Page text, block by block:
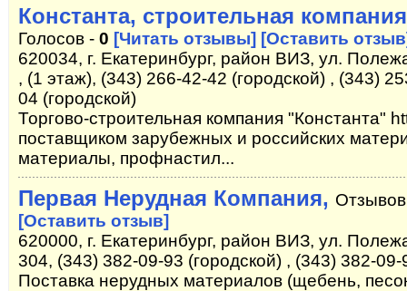
Константа, строительная компания
Голосов - 0 [Читать отзывы] [Оставить
620034, г. Екатеринбург, район ВИЗ, ул.
, (1 этаж), (343) 266-42-42 (городской) , (343)
04 (городской)
Торгово-строительная компания "Константа"
поставщиком зарубежных и российских
материалы, профнастил...
Первая Нерудная Компания,
[Оставить отзыв]
620000, г. Екатеринбург, район ВИЗ, ул.
304, (343) 382-09-93 (городской) , (343) 382-
Поставка нерудных материалов (щебень,